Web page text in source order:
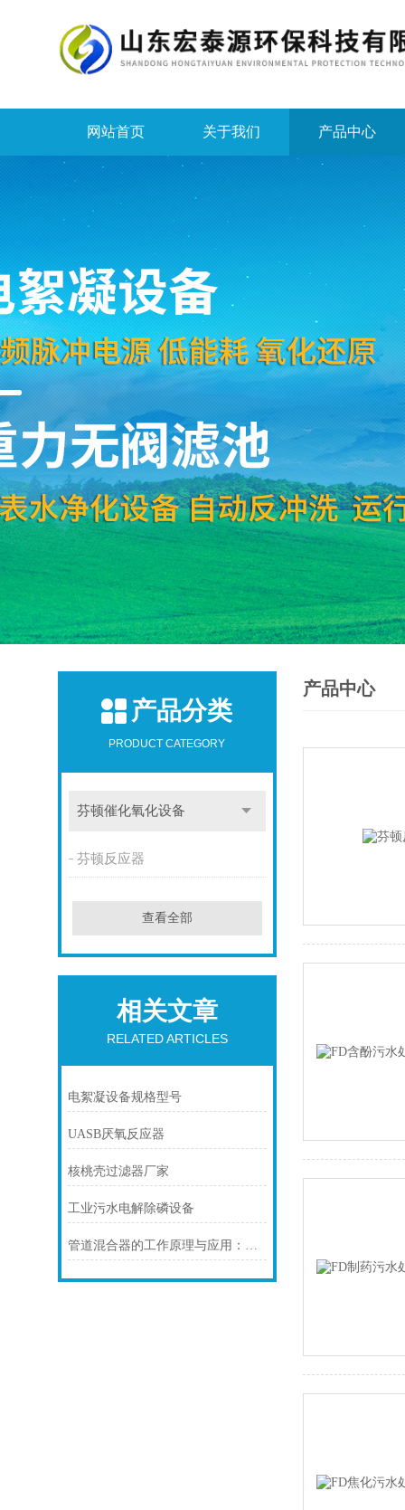
网站首页 关于我们 产品中心
产品分类
PRODUCT CATEGORY
芬顿催化氧化设备
芬顿反应器
查看全部
相关文章
RELATED ARTICLES
电絮凝设备规格型号
UASB厌氧反应器
核桃壳过滤器厂家
工业污水电解除磷设备
管道混合器的工作原理与应用：提高流体混合效率的核心设备
产品中心